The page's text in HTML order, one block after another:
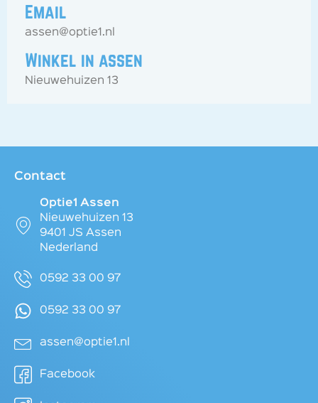
Email
assen@optie1.nl
Winkel in assen
Nieuwehuizen 13
Contact
Optie1 Assen
Nieuwehuizen 13
9401 JS Assen
Nederland
0592 33 00 97
0592 33 00 97
assen@optie1.nl
Facebook